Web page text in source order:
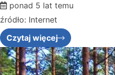
ponad 5 lat temu
źródło: Internet
Czytaj więcej